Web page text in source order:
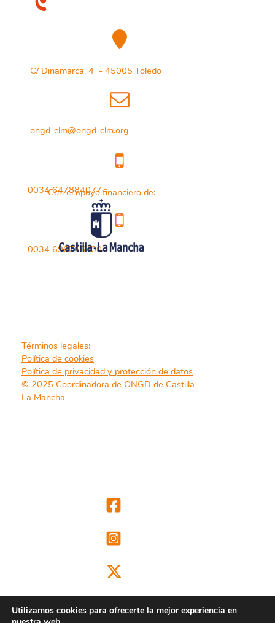
C/ Dinamarca, 4 - 45005 Toledo
ongd-clm@ongd-clm.org
0034 647884077
0034 696765400
Con el apoyo financiero de:
Términos legales:
Política de cookies
Política de privacidad y protección de datos
© 2025 Coordinadora de ONGD de Castilla-
La Mancha
Utilizamos cookies para ofrecerte la mejor experiencia en